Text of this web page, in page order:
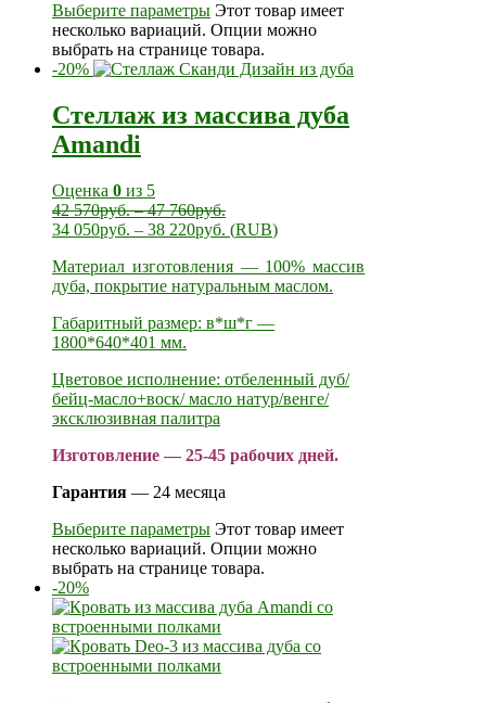
Выберите параметры Этот товар имеет
несколько вариаций. Опции можно
выбрать на странице товара.
-20%
Стеллаж из массива дуба
Amandi
Оценка 0 из 5
42 570руб.–47 760руб.
34 050руб. – 38 220руб. (RUB)
Материал изготовления — 100% массив
дуба, покрытие натуральным маслом.
Габаритный размер: в*ш*г —
1800*640*401 мм.
Цветовое исполнение: отбеленный дуб/
бейц-масло+воск/ масло натур/венге/
эксклюзивная палитра
Изготовление — 25-45 рабочих дней.
Гарантия — 24 месяца
Выберите параметры Этот товар имеет
несколько вариаций. Опции можно
выбрать на странице товара.
-20%